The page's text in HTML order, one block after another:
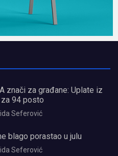
znači za građane: Uplate iz
94 posto
Seferović
blago porastao u julu
Seferović